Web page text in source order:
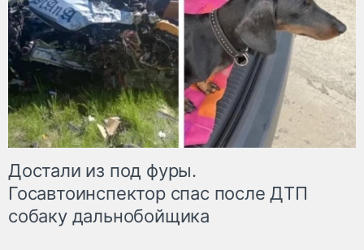
Достали из под фуры.
Госавтоинспектор спас после ДТП
собаку дальнобойщика